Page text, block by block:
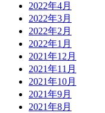
2022年4月
2022年3月
2022年2月
2022年1月
2021年12月
2021年11月
2021年10月
2021年9月
2021年8月